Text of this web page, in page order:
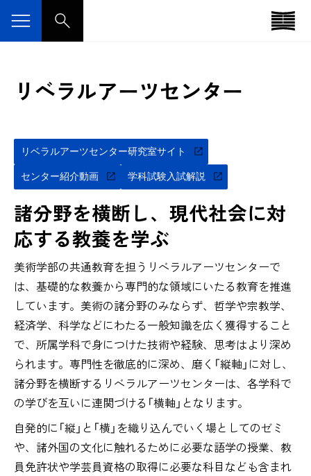
リベラルアーツセンター
リベラルアーツセンター研究室サイト
センター紹介動画
学科試験入試解説
諸分野を横断し、 現代社会に対
応する教養を学ぶ
美術学部の共通教育を担うリベラルアーツセンターで
は、基礎的な教養から専門的な領域にいたる教育を推進
しています。美術の諸分野のみならず、哲学や宗教学、
経済学、科学などにわたる一般知識を広く獲得すること
で、所属学科で身につけた技術や経験、思考はより深め
られます。専門性を徹底的に深め、磨く「縦軸」に対し、
諸分野を横断するリベラルアーツセンターは、各学科で
の学びを互いに連関づける「横軸」となります。
自発的に「縦」と「横」を織り込んでいく場としてのゼミ
や、諸外国の文化に触れるために必要な語学の授業、教
員免許状や学芸員資格の取得に必要な科目なども含まれ